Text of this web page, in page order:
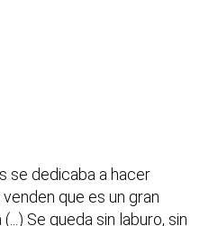
se dedicaba a hacer
que es un gran
Se queda sin laburo, sin